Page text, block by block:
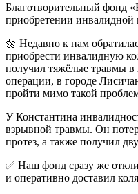
Благотворительный фонд
приобретении инвалидной
🌼 Недавно к нам
приобрести инвалидную
получил тяжёлые травмы в
операции, в городе
пройти мимо такой
У Константина
взрывной травмы. Он
протез, а также получил
✅ Наш фонд сразу же
и оперативно доставил